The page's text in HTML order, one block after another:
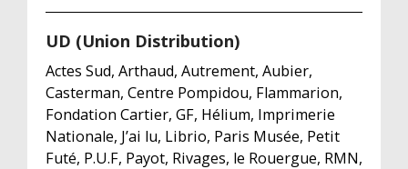
UD (Union Distribution)
Actes Sud, Arthaud, Autrement, Aubier,
Casterman, Centre Pompidou, Flammarion,
Fondation Cartier, GF, Hélium, Imprimerie
Nationale, J’ai lu, Librio, Paris Musée, Petit
Futé, P.U.F, Payot, Rivages, le Rouergue, RMN,